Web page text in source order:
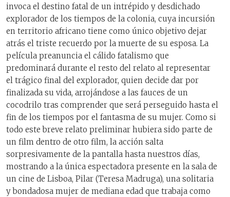
invoca el destino fatal de un intrépido y desdichado
explorador de los tiempos de la colonia, cuya incursión
en territorio africano tiene como único objetivo dejar
atrás el triste recuerdo por la muerte de su esposa. La
película preanuncia el cálido fatalismo que
predominará durante el resto del relato al representar
el trágico final del explorador, quien decide dar por
finalizada su vida, arrojándose a las fauces de un
cocodrilo tras comprender que será perseguido hasta el
fin de los tiempos por el fantasma de su mujer. Como si
todo este breve relato preliminar hubiera sido parte de
un film dentro de otro film, la acción salta
sorpresivamente de la pantalla hasta nuestros días,
mostrando a la única espectadora presente en la sala de
un cine de Lisboa, Pilar (Teresa Madruga), una solitaria
y bondadosa mujer de mediana edad que trabaja como